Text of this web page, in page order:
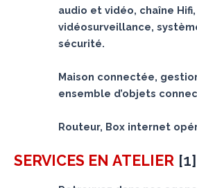
audio et vidéo, chaîne
vidéosurveillance,
sécurité.
Maison connectée,
ensemble d’objets
Routeur, Box internet
SERVICES EN ATELIER [1]